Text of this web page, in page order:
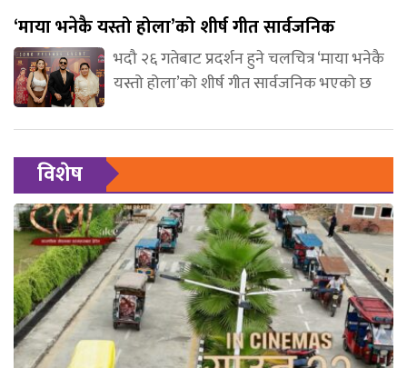
‘माया भनेकै यस्तो होला’को शीर्ष गीत सार्वजनिक
भदौ २६ गतेबाट प्रदर्शन हुने चलचित्र ‘माया भनेकै
यस्तो होला’को शीर्ष गीत सार्वजनिक भएको छ
विशेष